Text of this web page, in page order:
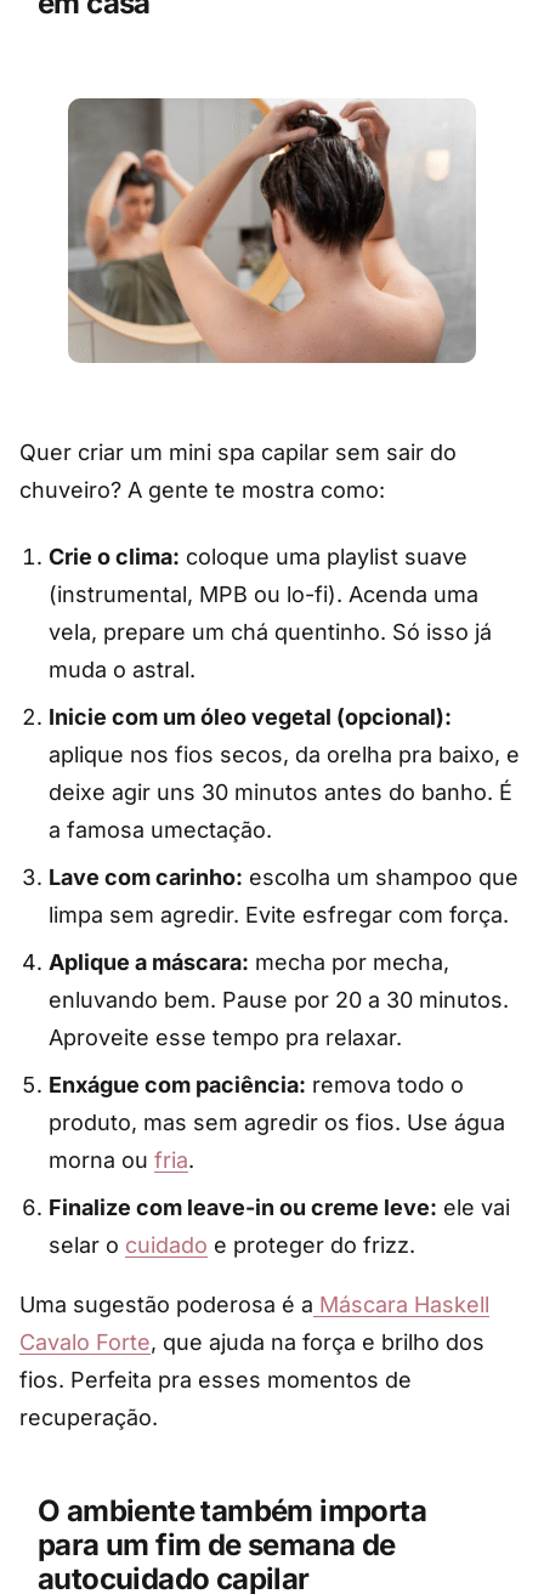
Quer criar um mini spa capilar sem sair do
chuveiro? A gente te mostra como:
Crie o clima: coloque uma playlist suave
(instrumental, MPB ou lo-fi). Acenda uma
vela, prepare um chá quentinho. Só isso já
muda o astral.
Inicie com um óleo vegetal (opcional):
aplique nos fios secos, da orelha pra baixo, e
deixe agir uns 30 minutos antes do banho. É
a famosa umectação.
Lave com carinho: escolha um shampoo que
limpa sem agredir. Evite esfregar com força.
Aplique a máscara: mecha por mecha,
enluvando bem. Pause por 20 a 30 minutos.
Aproveite esse tempo pra relaxar.
Enxágue com paciência: remova todo o
produto, mas sem agredir os fios. Use água
morna ou fria.
Finalize com leave-in ou creme leve: ele vai
selar o cuidado e proteger do frizz.
Uma sugestão poderosa é a Máscara Haskell
Cavalo Forte, que ajuda na força e brilho dos
fios. Perfeita pra esses momentos de
recuperação.
O ambiente também importa
para umfim de semana de
autocuidado capilar